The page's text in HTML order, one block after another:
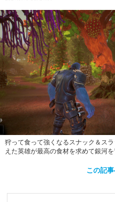
狩って食って強くなるスナック＆ス
えた英雄が最高の食材を求めて銀河
この記